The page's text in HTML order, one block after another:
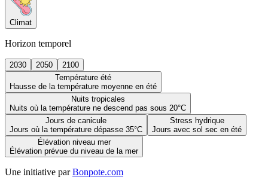
Climat
Horizon temporel
2030 2050
2100
Température été
Hausse de la température moyenne en été
Nuits tropicales
Nuits où la température ne descend pas sous 20°C
Jours de canicule
Jours où la température dépasse 35°C
Stress hydrique
Jours avec sol sec en été
Élévation niveau mer
Élévation prévue du niveau de la mer
Une initiative par Bonpote.com